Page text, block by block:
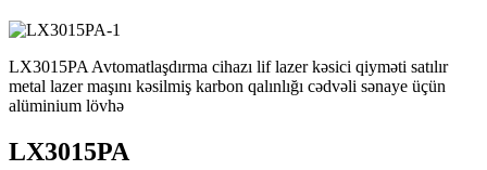
LX3015PA Avtomatlaşdırma cihazı lif lazer kəsici qiyməti satılır
metal lazer maşını kəsilmiş karbon qalınlığı cədvəli sənaye üçün
alüminium lövhə
LX3015PA